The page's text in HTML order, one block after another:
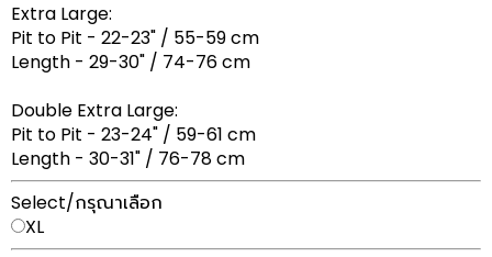
Extra Large:
Pit to Pit - 22-23" / 55-59 cm
Length - 29-30" / 74-76 cm
Double Extra Large:
Pit to Pit - 23-24" / 59-61 cm
Length - 30-31" / 76-78 cm
Select/กรุณาเลือก
XL